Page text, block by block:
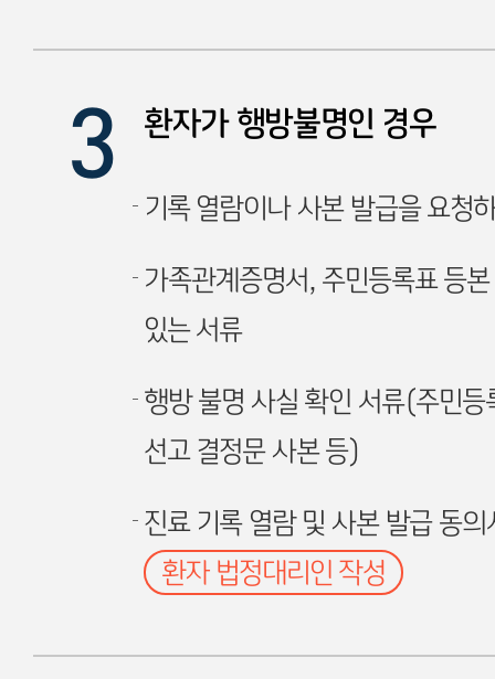
환자가 행방불명인 경우
기록 열람이나 사본 발급을 요청
가족관계증명서, 주민등록표 등
있는 서류
행방 불명 사실 확인 서류(주민
선고 결정문 사본 등)
진료 기록 열람 및 사본 발급 동의
환자 법정대리인 작성